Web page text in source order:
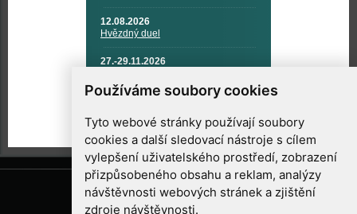
Používáme soubory cookies
Tyto webové stránky používají soubory
cookies a další sledovací nástroje s cílem
vylepšení uživatelského prostředí, zobrazení
přizpůsobeného obsahu a reklam, analýzy
návštěvnosti webových stránek a zjištění
zdroje návštěvnosti.
12.08.2026
Hvězdný duel
27.-29.11.2026
TECHNIKA A KOSMICKÉ
TECHNOLOGIE